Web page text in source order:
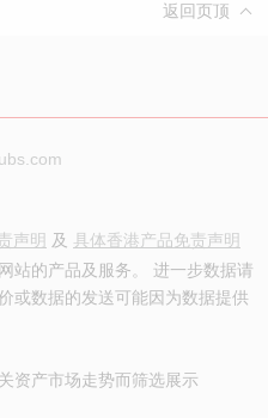
返回页顶
ubs.com
声明 及 具体香港产品免责声明
站的产品及服务。 进一步数据请
或数据的发送可能因为数据提供
资产市场走势而筛选展示